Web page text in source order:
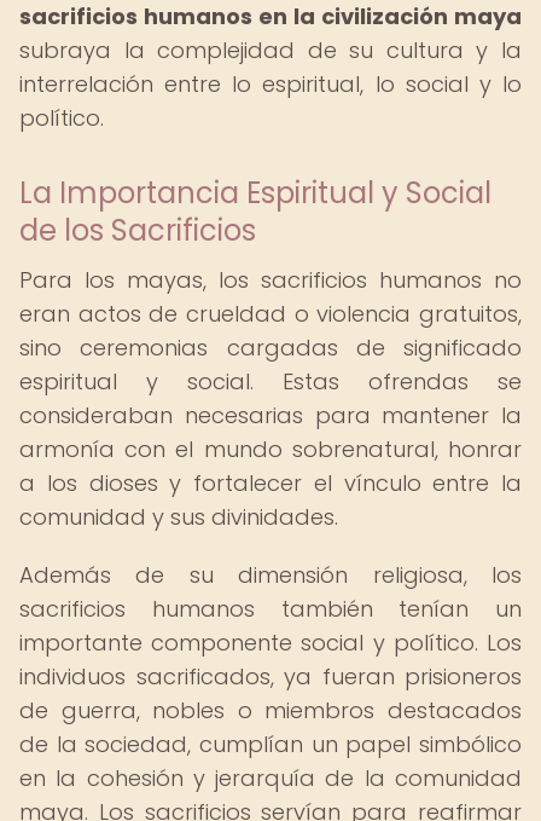
sacrificios humanos en la civilización maya
subraya la complejidad de su cultura y la
interrelación entre lo espiritual, lo social y lo
político.
La Importancia Espiritual y Social
de los Sacrificios
Para los mayas, los sacrificios humanos no
eran actos de crueldad o violencia gratuitos,
sino ceremonias cargadas de significado
espiritual y social. Estas ofrendas se
consideraban necesarias para mantener la
armonía con el mundo sobrenatural, honrar
a los dioses y fortalecer el vínculo entre la
comunidad y sus divinidades.
Además de su dimensión religiosa, los
sacrificios humanos también tenían un
importante componente social y político. Los
individuos sacrificados, ya fueran prisioneros
de guerra, nobles o miembros destacados
de la sociedad, cumplían un papel simbólico
en la cohesión y jerarquía de la comunidad
maya. Los sacrificios servían para reafirmar